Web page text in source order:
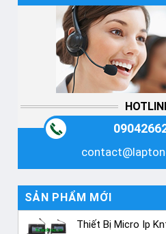
SẢN PHẨM MỚI
Thiết Bị Micro Ip